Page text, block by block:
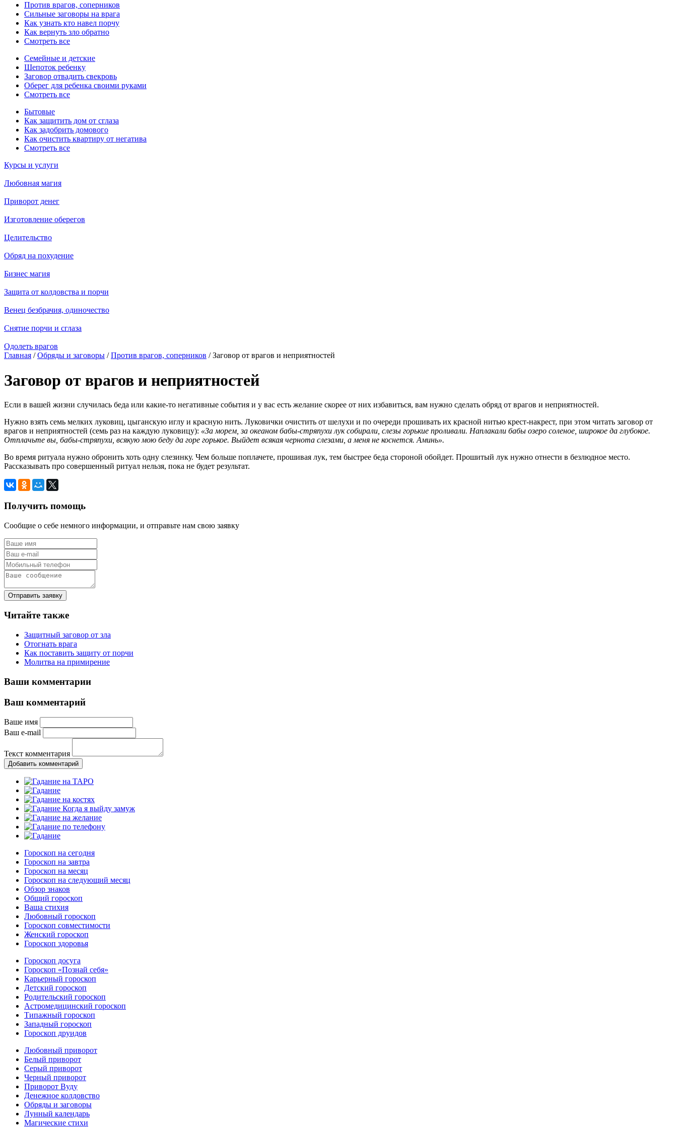
Против врагов, соперников
Сильные заговоры на врага
Как узнать кто навел порчу
Как вернуть зло обратно
Смотреть все
Семейные и детские
Шепоток ребенку
Заговор отвадить свекровь
Оберег для ребенка своими руками
Смотреть все
Бытовые
Как защитить дом от сглаза
Как задобрить домового
Как очистить квартиру от негатива
Смотреть все
Курсы и услуги
Любовная магия
Приворот денег
Изготовление оберегов
Целительство
Обряд на похудение
Бизнес магия
Защита от колдовства и порчи
Венец безбрачия, одиночество
Снятие порчи и сглаза
Одолеть врагов
Главная /Обряды и заговоры /Против врагов, соперников / Заговор от врагов и неприятностей
Заговор от врагов и неприятностей
Если в вашей жизни случилась беда или какие-то негативные события и у вас есть желание скорее от них избавиться, вам нужно сделать обряд от врагов и неприятностей.
Нужно взять семь мелких луковиц, цыганскую иглу и красную нить. Луковички очистить от шелухи и по очереди прошивать их красной нитью крест-накрест, при этом читать заговор от
врагов и неприятностей (семь раз на каждую луковицу): «За морем, за океаном бабы-стряпухи лук собирали, слезы горькие проливали. Наплакали бабы озеро соленое, широкое да глубокое.
Отплачьте вы, бабы-стряпухи, всякую мою беду да горе горькое. Выйдет всякая чернота слезами, а меня не коснется. Аминь».
Во время ритуала нужно обронить хоть одну слезинку. Чем больше поплачете, прошивая лук, тем быстрее беда стороной обойдет. Прошитый лук нужно отнести в безлюдное место.
Рассказывать про совершенный ритуал нельзя, пока не будет результат.
Получить помощь
Сообщие о себе немного информации, и отправьте нам свою заявку
Отправить заявку
Читайте также
Защитный заговор от зла
Отогнать врага
Как поставить защиту от порчи
Молитва на примирение
Ваши комментарии
Ваш комментарий
Ваше имя
Ваш e-mail
Текст комментария
Добавить комментарий
Гороскоп на сегодня
Гороскоп на завтра
Гороскоп на месяц
Гороскоп на следующий месяц
Обзор знаков
Общий гороскоп
Ваша стихия
Любовный гороскоп
Гороскоп совместимости
Женский гороскоп
Гороскоп здоровья
Гороскоп досуга
Гороскоп «Познай себя»
Карьерный гороскоп
Детский гороскоп
Родительский гороскоп
Астромедицинский гороскоп
Типажный гороскоп
Западный гороскоп
Гороскоп друидов
Любовный приворот
Белый приворот
Серый приворот
Черный приворот
Приворот Вуду
Денежное колдовство
Обряды и заговоры
Лунный календарь
Магические стихи